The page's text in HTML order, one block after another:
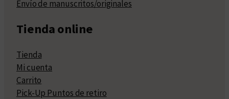
Envío de manuscritos/originales
Tienda online
Tienda
Mi cuenta
Carrito
Pick-Up Puntos de retiro